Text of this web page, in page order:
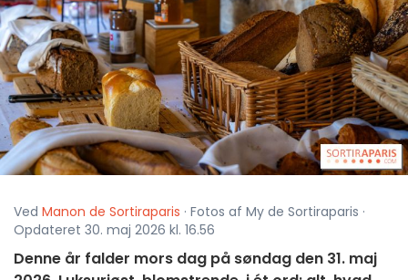
Ved Manon de Sortiraparis · Fotos af My de Sortiraparis ·
Opdateret 30. maj 2026 kl. 16.56
Denne år falder mors dag på søndag den 31. maj